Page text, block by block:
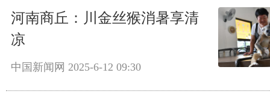
河南商丘：川金丝猴消暑享清
凉
中国新闻网 2025-6-12 09:30